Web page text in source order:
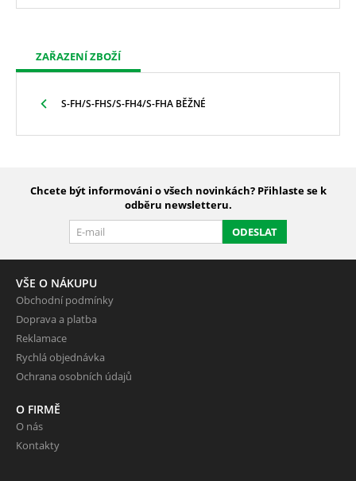
ZAŘAZENÍ ZBOŽÍ
S-FH/S-FHS/S-FH4/S-FHA BĚŽNÉ
Chcete být informováni o všech novinkách? Přihlaste se k
odběru newsletteru.
ODESLAT
VŠE O NÁKUPU
Obchodní podmínky
Doprava a platba
Reklamace
Rychlá objednávka
Ochrana osobních údajů
O FIRMĚ
O nás
Kontakty